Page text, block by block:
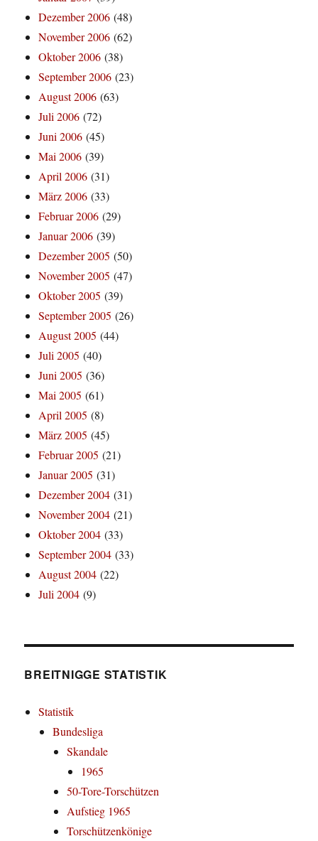
Dezember 2006 (48)
November 2006 (62)
Oktober 2006 (38)
September 2006 (23)
August 2006 (63)
Juli 2006 (72)
Juni 2006 (45)
Mai 2006 (39)
April 2006 (31)
März 2006 (33)
Februar 2006 (29)
Januar 2006 (39)
Dezember 2005 (50)
November 2005 (47)
Oktober 2005 (39)
September 2005 (26)
August 2005 (44)
Juli 2005 (40)
Juni 2005 (36)
Mai 2005 (61)
April 2005 (8)
März 2005 (45)
Februar 2005 (21)
Januar 2005 (31)
Dezember 2004 (31)
November 2004 (21)
Oktober 2004 (33)
September 2004 (33)
August 2004 (22)
Juli 2004 (9)
BREITNIGGE STATISTIK
Statistik
Bundesliga
Skandale
1965
50-Tore-Torschützen
Aufstieg 1965
Torschützenkönige